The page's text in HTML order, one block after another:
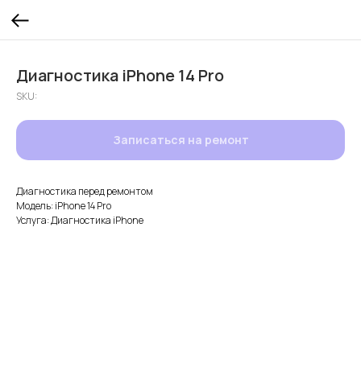
Диагностика iPhone 14 Pro
SKU:
Записаться на ремонт
Диагностика перед ремонтом
Модель: iPhone 14 Pro
Услуга: Диагностика iPhone